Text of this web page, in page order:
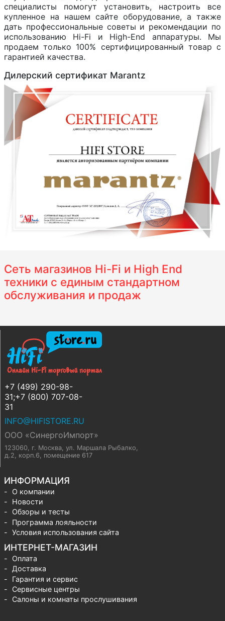
специалисты помогут установить, настроить все
купленное на нашем сайте оборудование, а также
дать профессиональные советы и рекомендации по
использованию Hi-Fi и High-End аппаратуры. Мы
продаем только 100% сертифицированный товар с
гарантией качества.
Дилерский сертификат Marantz
Сеть магазинов Hi-Fi и High End
техники с единым стандартном
обслуживания и продаж
+7 (499) 290-98-
31;+7 (800) 707-08-
31
INFO@HIFISTORE.RU
ООО «СинергоИмпорт»
123060, г. Москва ул. Маршала Рыбалко,
д.2, корп.6, помещение 617
ИНФОРМАЦИЯ
О компании
Новости
Обзоры и тесты
Программа лояльности
Условия использования сайта
ИНТЕРНЕТ-МАГАЗИН
Оплата
Доставка
Гарантия и сервис
Сервисные центры
Салоны и комнаты прослушивания